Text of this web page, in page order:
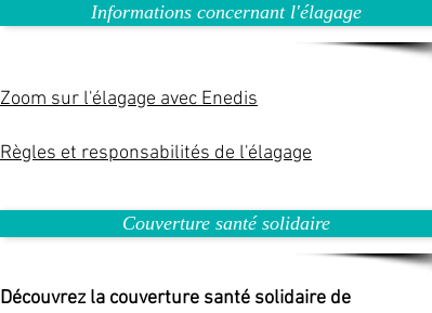
Informations concernant l'élagage
Zoom sur l'élagage avec Enedis
Règles et responsabilités de l'élagage
Couverture santé solidaire
Découvrez la couverture santé solidaire de